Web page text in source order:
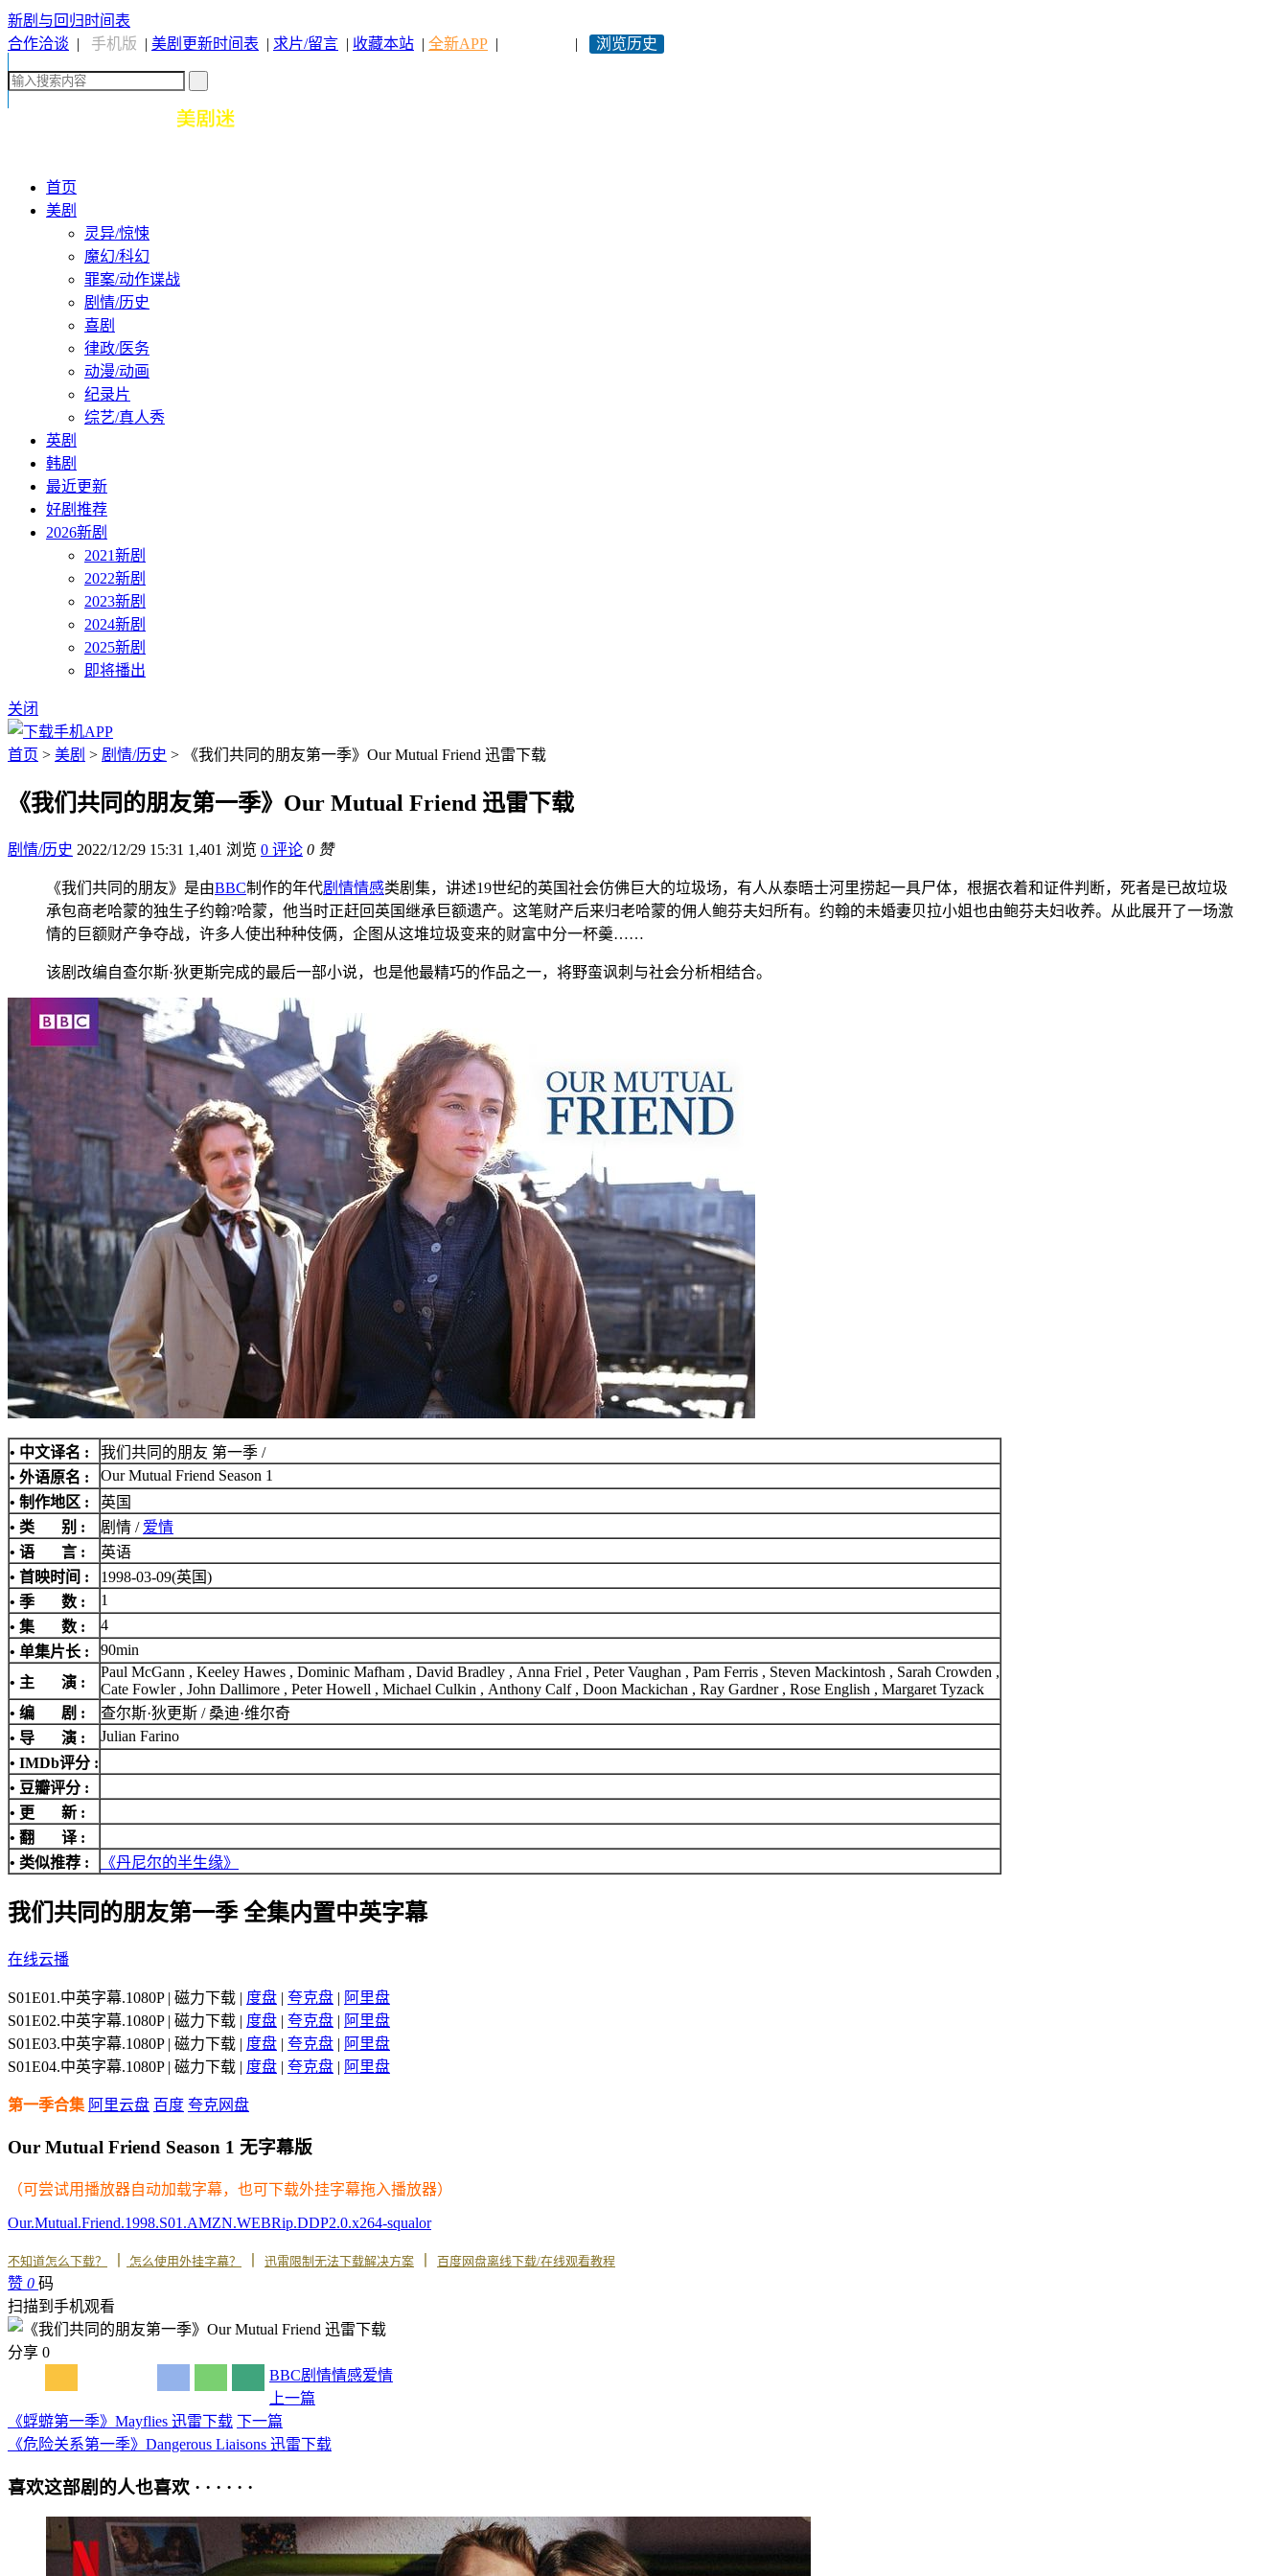
新剧与回归时间表
合作洽谈 | 手机版 | 美剧更新时间表 | 求片/留言 | 收藏本站 | 全新APP | | 浏览历史
首页
美剧
灵异/惊悚
魔幻/科幻
罪案/动作谍战
剧情/历史
喜剧
律政/医务
动漫/动画
纪录片
综艺/真人秀
英剧
韩剧
最近更新
好剧推荐
2026新剧
2021新剧
2022新剧
2023新剧
2024新剧
2025新剧
即将播出
关闭
首页 > 美剧 > 剧情/历史 > 《我们共同的朋友第一季》Our Mutual Friend 迅雷下载
《我们共同的朋友第一季》Our Mutual Friend 迅雷下载
剧情/历史 2022/12/29 15:31 1,401 浏览 0 评论 0 赞
《我们共同的朋友》是由BBC制作的年代剧情情感类剧集，讲述19世纪的英国社会仿佛巨大的垃圾场，有人从泰晤士河里捞起一具尸体，根据衣着和证件判断，死者是已故垃圾
承包商老哈蒙的独生子约翰?哈蒙，他当时正赶回英国继承巨额遗产。这笔财产后来归老哈蒙的佣人鲍芬夫妇所有。约翰的未婚妻贝拉小姐也由鲍芬夫妇收养。从此展开了一场激
情的巨额财产争夺战，许多人使出种种伎俩，企图从这堆垃圾变来的财富中分一杯羹……
该剧改编自查尔斯·狄更斯完成的最后一部小说，也是他最精巧的作品之一，将野蛮讽刺与社会分析相结合。
• 中文译名 :
我们共同的朋友 第一季 /
• 外语原名 :
Our Mutual Friend Season 1
• 制作地区 :
英国
• 类 别 :
剧情 / 爱情
• 语 言 :
英语
• 首映时间 :
1998-03-09(英国)
• 季 数 :
1
• 集 数 :
4
• 单集片长 :
90min
• 主 演 :
Paul McGann , Keeley Hawes , Dominic Mafham , David Bradley , Anna Friel , Peter Vaughan , Pam Ferris , Steven Mackintosh , Sarah Crowden ,
Cate Fowler , John Dallimore , Peter Howell , Michael Culkin , Anthony Calf , Doon Mackichan , Ray Gardner , Rose English , Margaret Tyzack
• 编 剧 :
查尔斯·狄更斯 / 桑迪·维尔奇
• 导 演 :
Julian Farino
• IMDb评分 :
• 豆瓣评分 :
• 更 新 :
• 翻 译 :
• 类似推荐 :
《丹尼尔的半生缘》
我们共同的朋友第一季 全集内置中英字幕
在线云播
S01E01.中英字幕.1080P | 磁力下载 | 度盘 | 夸克盘 | 阿里盘
S01E02.中英字幕.1080P | 磁力下载 | 度盘 | 夸克盘 | 阿里盘
S01E03.中英字幕.1080P | 磁力下载 | 度盘 | 夸克盘 | 阿里盘
S01E04.中英字幕.1080P | 磁力下载 | 度盘 | 夸克盘 | 阿里盘
第一季合集 阿里云盘 百度 夸克网盘
Our Mutual Friend Season 1 无字幕版
（可尝试用播放器自动加载字幕，也可下载外挂字幕拖入播放器）
Our.Mutual.Friend.1998.S01.AMZN.WEBRip.DDP2.0.x264-squalor
不知道怎么下载？ 怎么使用外挂字幕？ 迅雷限制无法下载解决方案 百度网盘离线下载/在线观看教程
赞 0 码
扫描到手机观看
分享 0
BBC剧情情感爱情
上一篇
《蜉蝣第一季》Mayflies 迅雷下载 下一篇
《危险关系第一季》Dangerous Liaisons 迅雷下载
喜欢这部剧的人也喜欢 · · · · · ·